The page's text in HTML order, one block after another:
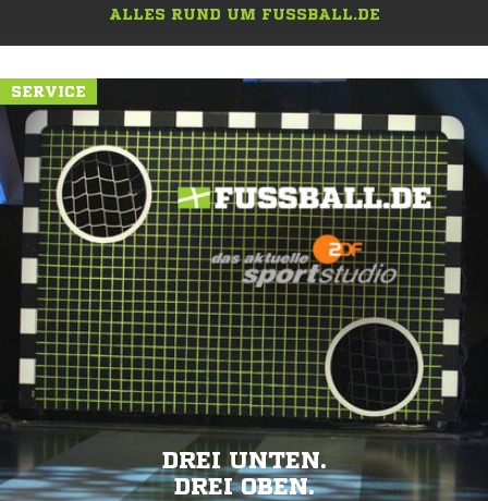
ALLES RUND UM FUSSBALL.DE
SERVICE
DREI UNTEN.
DREI OBEN.